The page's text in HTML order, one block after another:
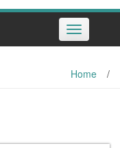
Toggle
navigation
Home /